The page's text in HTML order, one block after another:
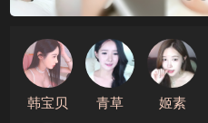
韩宝贝 青草 姬素